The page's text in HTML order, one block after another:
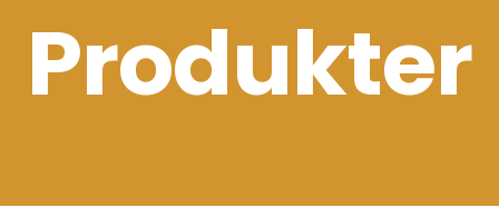
Produkter